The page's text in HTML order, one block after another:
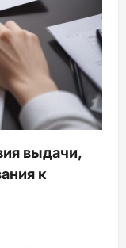
выдачи,
к